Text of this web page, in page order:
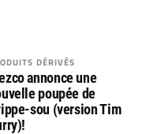
DÉRIVÉS
annonce une
poupée de
sou (version Tim